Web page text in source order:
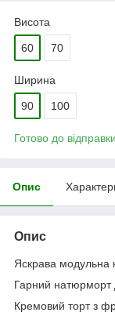
Висота
60 70
Ширина
90 100
Готово до відправки
Опис
Опис
Яскрава модульна
Гарний натюрморт
Кремовий торт з